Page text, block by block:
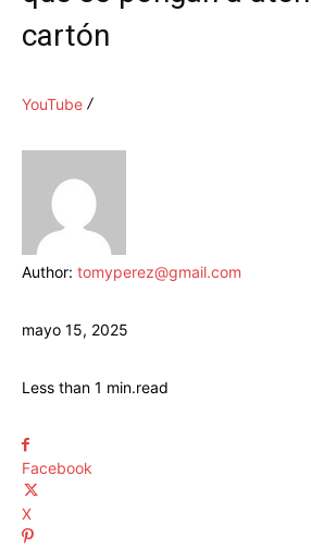
cartón
YouTube
Author: tomyperez@gmail.com
mayo 15, 2025
Less than 1 min.read
Facebook
X